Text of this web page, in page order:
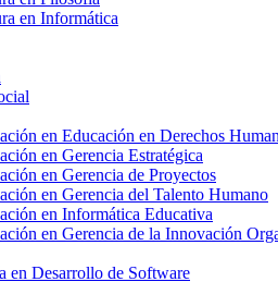
en Informática
en Educación en Derechos
en Gerencia Estratégica
en Gerencia de Proyectos
en Gerencia del Talento Humano
en Informática Educativa
en Gerencia de la Innovación
en Desarrollo de Software